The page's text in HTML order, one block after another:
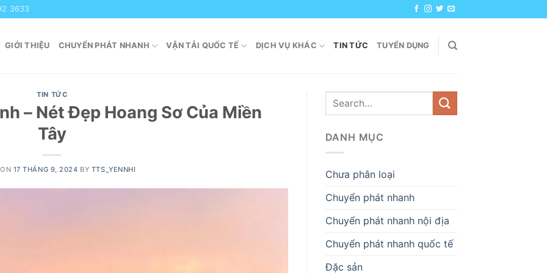
3633
GIỚI THIỆU CHUYỂN PHÁT NHANH VẬN TẢI QUỐC TẾ DỊCH VỤ KHÁC TIN TỨC TUYỂN DỤNG
TIN TỨC
– Nét Đẹp Hoang Sơ Của Miền
Tây
17 THÁNG 9, 2024 BY TTS_YENNHI
DANH MỤC
Chưa phân loại
Chuyển phát nhanh
Chuyển phát nhanh nội địa
Chuyển phát nhanh quốc tế
Đặc sản